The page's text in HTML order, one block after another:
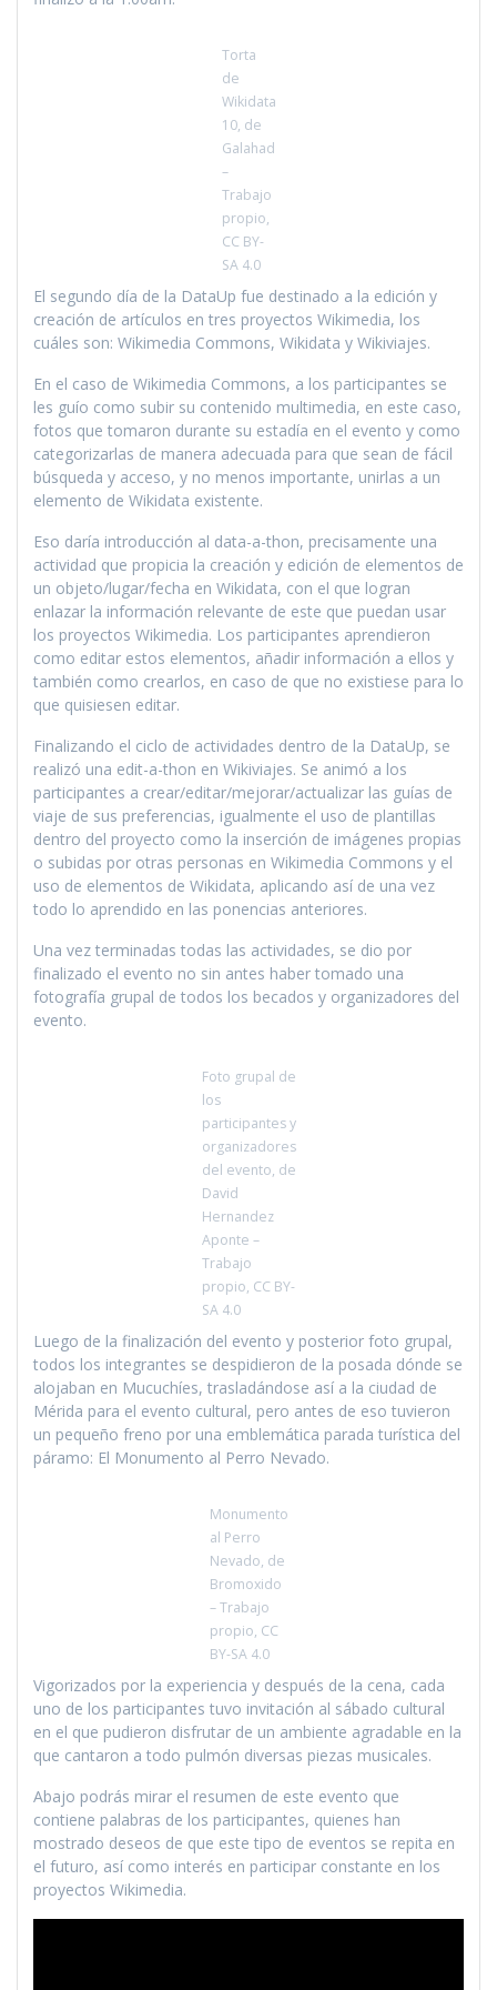
Torta
de
Wikidata
10, de
Galahad
–
Trabajo
propio,
CC BY-
SA 4.0
El segundo día de la DataUp fue destinado a la edición y
creación de artículos en tres proyectos Wikimedia, los
cuáles son: Wikimedia Commons, Wikidata y Wikiviajes.
En el caso de Wikimedia Commons, a los participantes se
les guío como subir su contenido multimedia, en este caso,
fotos que tomaron durante su estadía en el evento y como
categorizarlas de manera adecuada para que sean de fácil
búsqueda y acceso, y no menos importante, unirlas a un
elemento de Wikidata existente.
Eso daría introducción al data-a-thon, precisamente una
actividad que propicia la creación y edición de elementos de
un objeto/lugar/fecha en Wikidata, con el que logran
enlazar la información relevante de este que puedan usar
los proyectos Wikimedia. Los participantes aprendieron
como editar estos elementos, añadir información a ellos y
también como crearlos, en caso de que no existiese para lo
que quisiesen editar.
Finalizando el ciclo de actividades dentro de la DataUp, se
realizó una edit-a-thon en Wikiviajes. Se animó a los
participantes a crear/editar/mejorar/actualizar las guías de
viaje de sus preferencias, igualmente el uso de plantillas
dentro del proyecto como la inserción de imágenes propias
o subidas por otras personas en Wikimedia Commons y el
uso de elementos de Wikidata, aplicando así de una vez
todo lo aprendido en las ponencias anteriores.
Una vez terminadas todas las actividades, se dio por
finalizado el evento no sin antes haber tomado una
fotografía grupal de todos los becados y organizadores del
evento.
Foto grupal de
los
participantes y
organizadores
del evento, de
David
Hernandez
Aponte –
Trabajo
propio, CC BY-
SA 4.0
Luego de la finalización del evento y posterior foto grupal,
todos los integrantes se despidieron de la posada dónde se
alojaban en Mucuchíes, trasladándose así a la ciudad de
Mérida para el evento cultural, pero antes de eso tuvieron
un pequeño freno por una emblemática parada turística del
páramo: El Monumento al Perro Nevado.
Monumento
al Perro
Nevado, de
Bromoxido
– Trabajo
propio, CC
BY-SA 4.0
Vigorizados por la experiencia y después de la cena, cada
uno de los participantes tuvo invitación al sábado cultural
en el que pudieron disfrutar de un ambiente agradable en la
que cantaron a todo pulmón diversas piezas musicales.
Abajo podrás mirar el resumen de este evento que
contiene palabras de los participantes, quienes han
mostrado deseos de que este tipo de eventos se repita en
el futuro, así como interés en participar constante en los
proyectos Wikimedia.